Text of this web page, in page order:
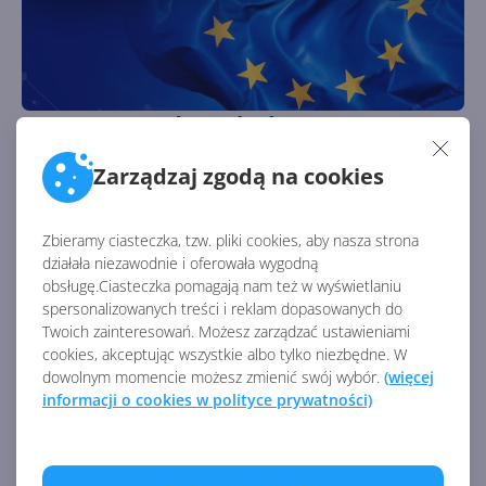
Zarządzaj zgodą na cookies
Zbieramy ciasteczka, tzw. pliki cookies, aby nasza strona
działała niezawodnie i oferowała wygodną
obsługę.Ciasteczka pomagają nam też w wyświetlaniu
spersonalizowanych treści i reklam dopasowanych do
Twoich zainteresowań. Możesz zarządzać ustawieniami
cookies, akceptując wszystkie albo tylko niezbędne. W
dowolnym momencie możesz zmienić swój wybór. (więcej
informacji o cookies w polityce prywatności)
EU Data Boundary ukończone. Dane
klientów Microsoft pozostaną w Europie
Autor: Krzysztof SulikowskiOpublikowano:27.02.2025, 16:40
Liczba odsłon:
Microsoft ukończył ostatni etap wdrażania EU Data
Boundary dla klientów Microsoft Cloud. Co to dokładnie
znaczy dla firm z Polski?